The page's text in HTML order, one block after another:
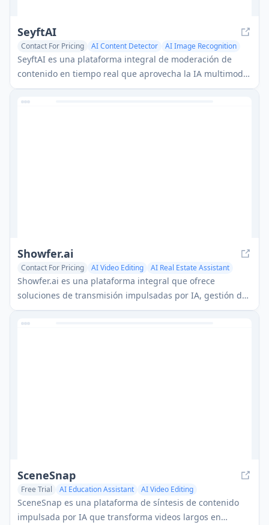
SeyftAI
Contact For Pricing AI Content Detector
AI Image Recognition
AI Video Editing
SeyftAI es una plataforma integral de moderación de
contenido en tiempo real que aprovecha la IA multimodal
para filtrar contenido dañino e inapropiado en texto,
imágenes y videos, mientras apoya múltiples idiomas y
Showfer.ai
Contact For Pricing AI Video Editing
AI Real Estate Assistant
Multi-purpose Tools
Showfer.ai es una plataforma integral que ofrece
soluciones de transmisión impulsadas por IA, gestión de
contenido y herramientas de exhibición inmobiliaria para
ayudar a los creadores de contenido y profesionales
SceneSnap
Free Trial AI Education Assistant
AI Video Editing
AI Recording &Summarizer
SceneSnap es una plataforma de síntesis de contenido
impulsada por IA que transforma videos largos en